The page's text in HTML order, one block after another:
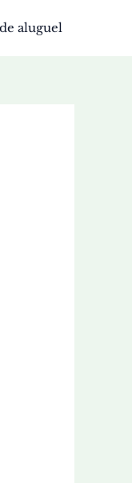
aluguel